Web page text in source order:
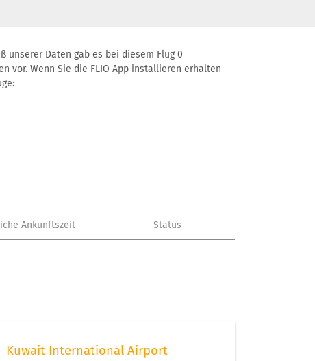
unserer Daten gab es bei diesem Flug 0
vor. Wenn Sie die FLIO App installieren erhalten
Ankunftszeit Status
Kuwait International Airport